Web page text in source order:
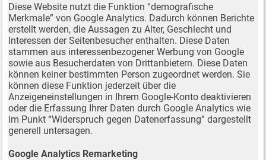
Diese Website nutzt die Funktion “demografische
Merkmale” von Google Analytics. Dadurch können Berichte
erstellt werden, die Aussagen zu Alter, Geschlecht und
Interessen der Seitenbesucher enthalten. Diese Daten
stammen aus interessenbezogener Werbung von Google
sowie aus Besucherdaten von Drittanbietern. Diese Daten
können keiner bestimmten Person zugeordnet werden. Sie
können diese Funktion jederzeit über die
Anzeigeneinstellungen in Ihrem Google-Konto deaktivieren
oder die Erfassung Ihrer Daten durch Google Analytics wie
im Punkt “Widerspruch gegen Datenerfassung” dargestellt
generell untersagen.
Google Analytics Remarketing